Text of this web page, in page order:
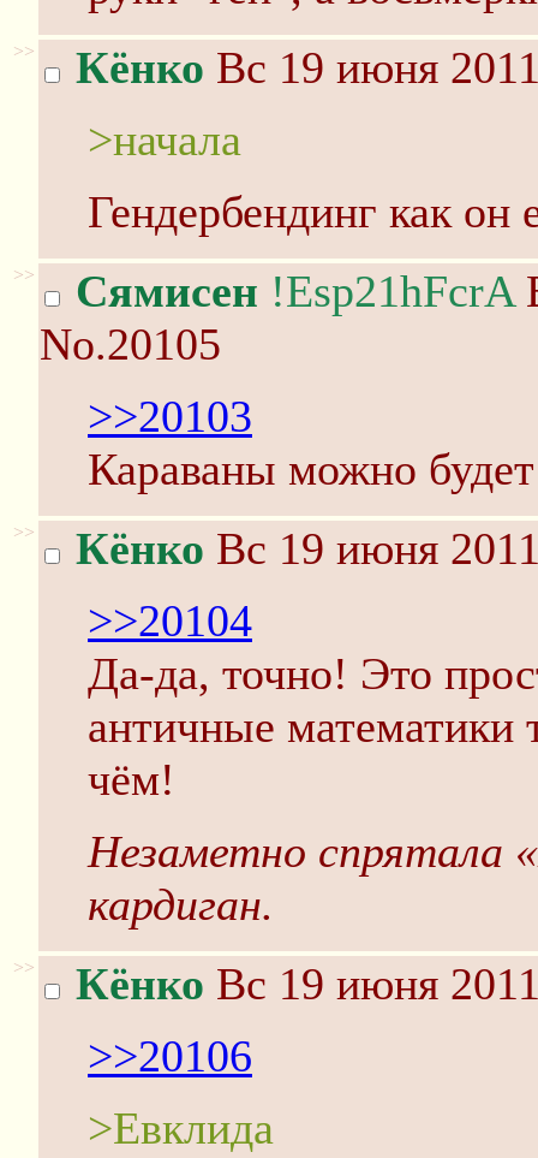
>> Кёнко Вс 19 июня
>начала
Гендербендинг как он
>> Сямисен !Esp21hFcrA
No.20105
>>20103
Караваны можно будет
>> Кёнко Вс 19 июня
>>20104
Да-да, точно! Это
античные математики
чём!
Незаметно спрятала
кардиган.
>> Кёнко Вс 19 июня
>>20106
>Евклида